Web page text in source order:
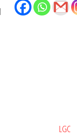
LGC